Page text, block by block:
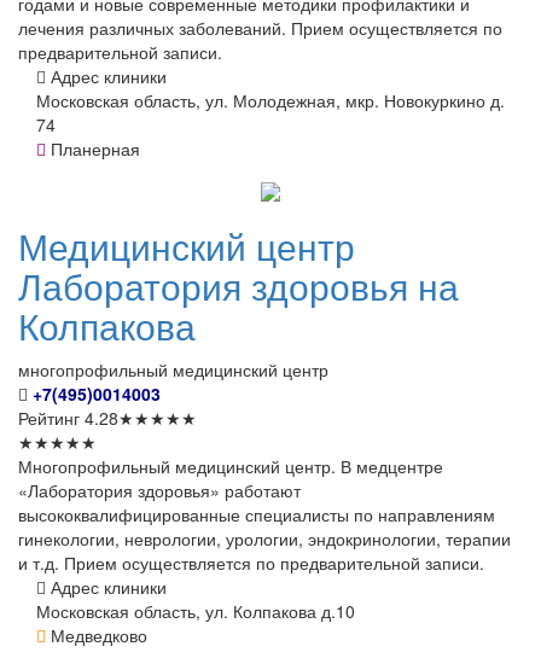
лечения различных заболеваний. Прием осуществляется по
предварительной записи.
Адрес клиники
Московская область, ул. Молодежная, мкр. Новокуркино д.
74
Планерная
Медицинский центр
Лаборатория здоровья на
Колпакова
многопрофильный медицинский центр
+7(495)0014003
Рейтинг 4.28★★★★★
★★★★★
Многопрофильный медицинский центр. В медцентре
«Лаборатория здоровья» работают
высококвалифицированные специалисты по направлениям
гинекологии, неврологии, урологии, эндокринологии, терапии
и т.д. Прием осуществляется по предварительной записи.
Адрес клиники
Московская область, ул. Колпакова д.10
Медведково